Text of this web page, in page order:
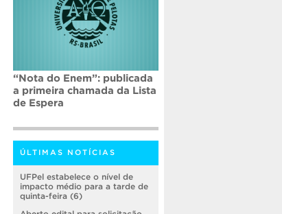
“Nota do Enem”: publicada
a primeira chamada da Lista
de Espera
ÚLTIMAS NOTÍCIAS
UFPel estabelece o nível de
impacto médio para a tarde de
quinta-feira (6)